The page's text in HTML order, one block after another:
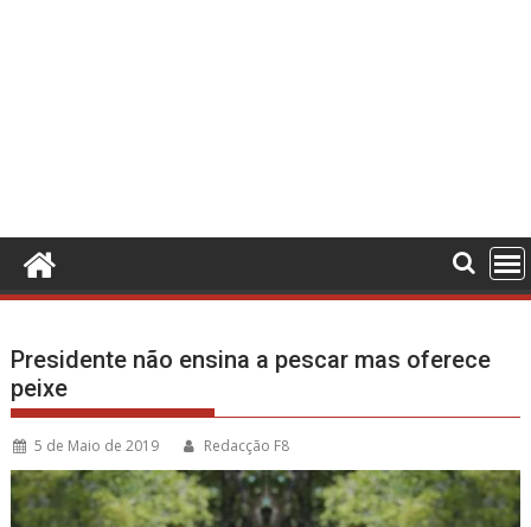
Presidente não ensina a pescar mas oferece
peixe
5 de Maio de 2019 Redacção F8